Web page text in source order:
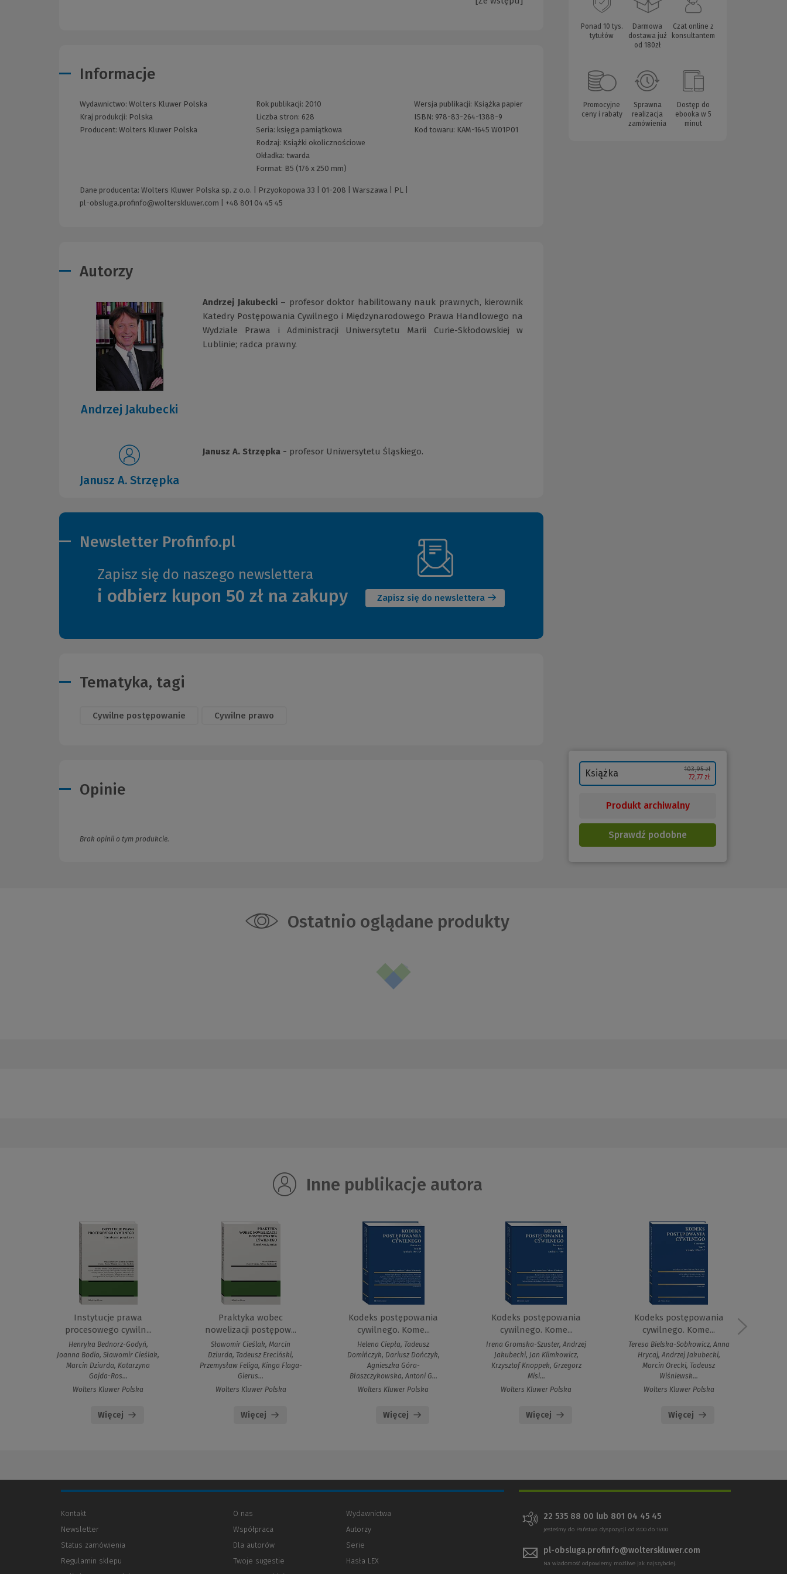
Informacje
Wydawnictwo: Wolters Kluwer Polska
Kraj produkcji: Polska
Producent: Wolters Kluwer Polska
Rok publikacji: 2010
Liczba stron: 628
Seria: księga pamiątkowa
Rodzaj: Książki okolicznościowe
Okładka: twarda
Format: B5 (176 x 250 mm)
Wersja publikacji: Książka papier
ISBN: 978-83-264-1388-9
Kod towaru: KAM-1645 W01P01
Dane producenta: Wolters Kluwer Polska sp. z o.o. | Przyokopowa 33 | 01-208 | Warszawa | PL |
pl-obsluga.profinfo@wolterskluwer.com
+48 801 04 45 45
Autorzy
Andrzej Jakubecki
Andrzej Jakubecki– profesor doktor habilitowany nauk prawnych, kierownik
Katedry Postępowania Cywilnego i Międzynarodowego Prawa Handlowego na
Wydziale Prawa i Administracji Uniwersytetu Marii Curie-Skłodowskiej w
Lublinie; radca prawny.
Janusz A. Strzępka
Janusz A. Strzępka - profesor Uniwersytetu Śląskiego.
Newsletter Profinfo.pl
Zapisz się do naszego newslettera
i odbierz kupon 50 zł na zakupy Zapisz się do newslettera
okno)
Tematyka, tagi
Cywilne postępowanie Cywilne prawo
Opinie
Brak opinii o tym produkcie.
Książka 103,95 zł
72,77 zł
Produkt archiwalny
Sprawdź podobne
Ponad 10 tys.
tytułów
Darmowa
dostawa już
od 180zł
Czat online z
konsultantem
Promocyjne
ceny i rabaty
Sprawna
realizacja
zamówienia
Dostęp do
ebooka w 5
minut
Ostatnio oglądane produkty
Inne publikacje autora
Instytucje prawa
procesowego cywiln...
Henryka Bednorz-Godyń,
Joanna Bodio, Sławomir Cieślak,
Marcin Dziurda, Katarzyna
Gajda-Ros...
Wolters Kluwer Polska
Więcej
Praktyka wobec
nowelizacji postępow...
Sławomir Cieślak, Marcin
Dziurda, Tadeusz Ereciński,
Przemysław Feliga, Kinga Flaga-
Gierus...
Wolters Kluwer Polska
Więcej
Kodeks postępowania
cywilnego. Kome...
Helena Ciepła, Tadeusz
Domińczyk, Dariusz Dończyk,
Agnieszka Góra-
Błaszczykowska, Antoni G...
Wolters Kluwer Polska
Więcej
Kodeks postępowania
cywilnego. Kome...
Irena Gromska-Szuster, Andrzej
Jakubecki, Jan Klimkowicz,
Krzysztof Knoppek, Grzegorz
Misi...
Wolters Kluwer Polska
Więcej
Kodeks postępowania
cywilnego. Kome...
Teresa Bielska-Sobkowicz, Anna
Hrycaj, Andrzej Jakubecki,
Marcin Orecki, Tadeusz
Wiśniewsk...
Wolters Kluwer Polska
Więcej
Kontakt
Newsletter
Status zamówienia
Regulamin sklepu
O nas
Współpraca
Dla autorów
innej
Twoje sugestie
Wydawnictwa
Autorzy
Serie
Hasła LEX
22 535 88 00 lub 801 04 45 45
Jesteśmy do Państwa dyspozycji od 8:00 do 16:00
pl-obsluga.profinfo@wolterskluwer.com
Na wiadomość odpowiemy możliwe jak najszybciej.